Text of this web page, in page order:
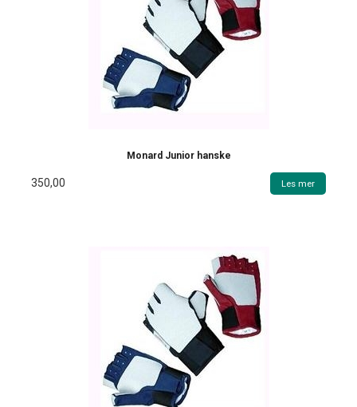
Monard Junior hanske
350,00 Les mer